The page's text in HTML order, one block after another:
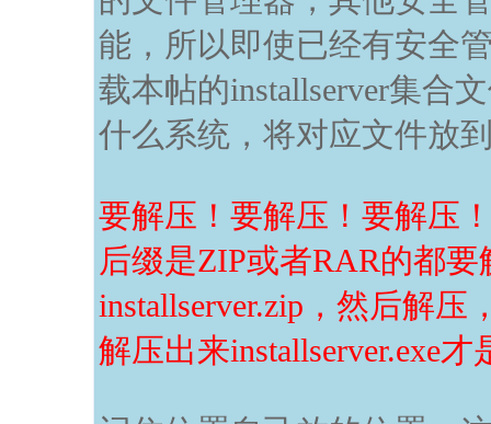
能，所以即使已经有安全
载本帖的installserver集合
什么系统，将对应文件放
要解压！要解压！要解压
后缀是ZIP或者RAR的都
installserver.zip，然后解压
解压出来installserver.exe